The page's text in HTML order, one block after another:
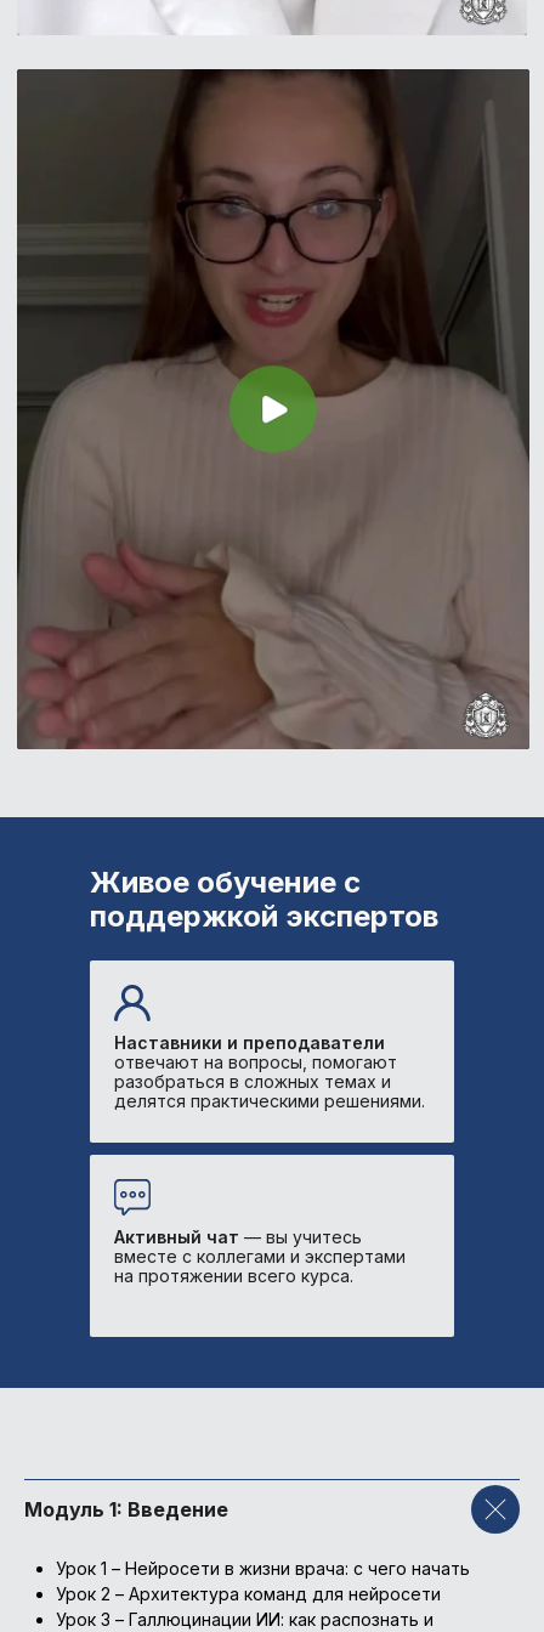
Наставники и преподаватели
отвечают на вопросы, помогают
разобраться в сложных темах и
делятся практическими решениями.
Живое обучение с
поддержкой экспертов
Активный чат — вы учитесь
вместе с коллегами и экспертами
на протяжении всего курса.
Модуль 1: Введение
Урок 1 – Нейросети в жизни врача: с чего начать
Урок 2 – Архитектура команд для нейросети
Урок 3 – Галлюцинации ИИ: как распознать и
-50% студентам от полной
стоимости
39 900₽ 49 900 ₽
→ бесплатно
Остались вопросы
по тарифу?
Оставьте заявку на бесплатную
консультацию от MD.school
Университет
доказательной
медицины MD.school —
Государственная лицензия
Резидент Сколково,
аккредитованная ИТ-компания
Более 20 программ по
специальностям, коммуникативным
и управленческим навыкам и
развитию карьеры
стандартам
Прикладные, современные и
системные знания